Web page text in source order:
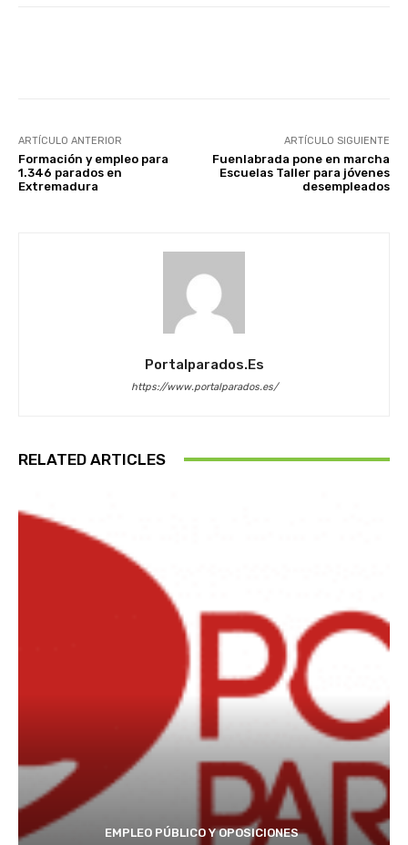
ARTÍCULO ANTERIOR
Formación y empleo para
1.346 parados en
Extremadura
ARTÍCULO SIGUIENTE
Fuenlabrada pone en marcha
Escuelas Taller para jóvenes
desempleados
Portalparados.es
https://www.portalparados.es/
RELATED ARTICLES
EMPLEO PÚBLICO Y OPOSICIONES